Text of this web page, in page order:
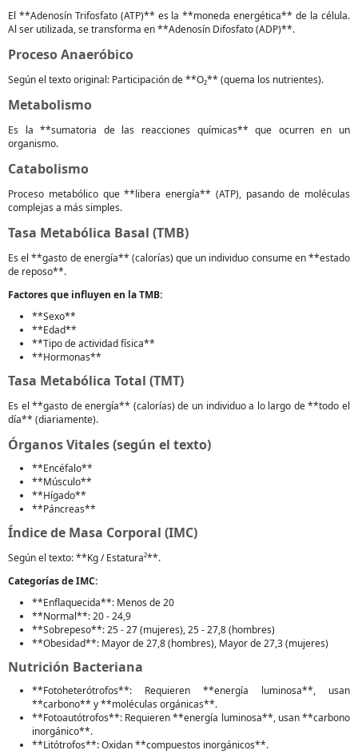
El **Adenosín Trifosfato (ATP)** es la **moneda energética** de la célula.
Al ser utilizada, se transforma en **Adenosín Difosfato (ADP)**.
Proceso Anaeróbico
Según el texto original: Participación de **O₂** (quema los nutrientes).
Metabolismo
Es la **sumatoria de las reacciones químicas** que ocurren en un
organismo.
Catabolismo
Proceso metabólico que **libera energía** (ATP), pasando de moléculas
complejas a más simples.
Tasa Metabólica Basal (TMB)
Es el **gasto de energía** (calorías) que un individuo consume en **estado
de reposo**.
Factores que influyen en la TMB:
**Sexo**
**Edad**
**Tipo de actividad física**
**Hormonas**
Tasa Metabólica Total (TMT)
Es el **gasto de energía** (calorías) de un individuo a lo largo de **todo el
día** (diariamente).
Órganos Vitales (según el texto)
**Encéfalo**
**Músculo**
**Hígado**
**Páncreas**
Índice de Masa Corporal (IMC)
Según el texto: **Kg / Estatura²**.
Categorías de IMC:
**Enflaquecida**: Menos de 20
**Normal**: 20 - 24,9
**Sobrepeso**: 25 - 27 (mujeres), 25 - 27,8 (hombres)
**Obesidad**: Mayor de 27,8 (hombres), Mayor de 27,3 (mujeres)
Nutrición Bacteriana
**Fotoheterótrofos**: Requieren **energía luminosa**, usan
**carbono** y **moléculas orgánicas**.
**Fotoautótrofos**: Requieren **energía luminosa**, usan **carbono
inorgánico**.
**Litótrofos**: Oxidan **compuestos inorgánicos**.